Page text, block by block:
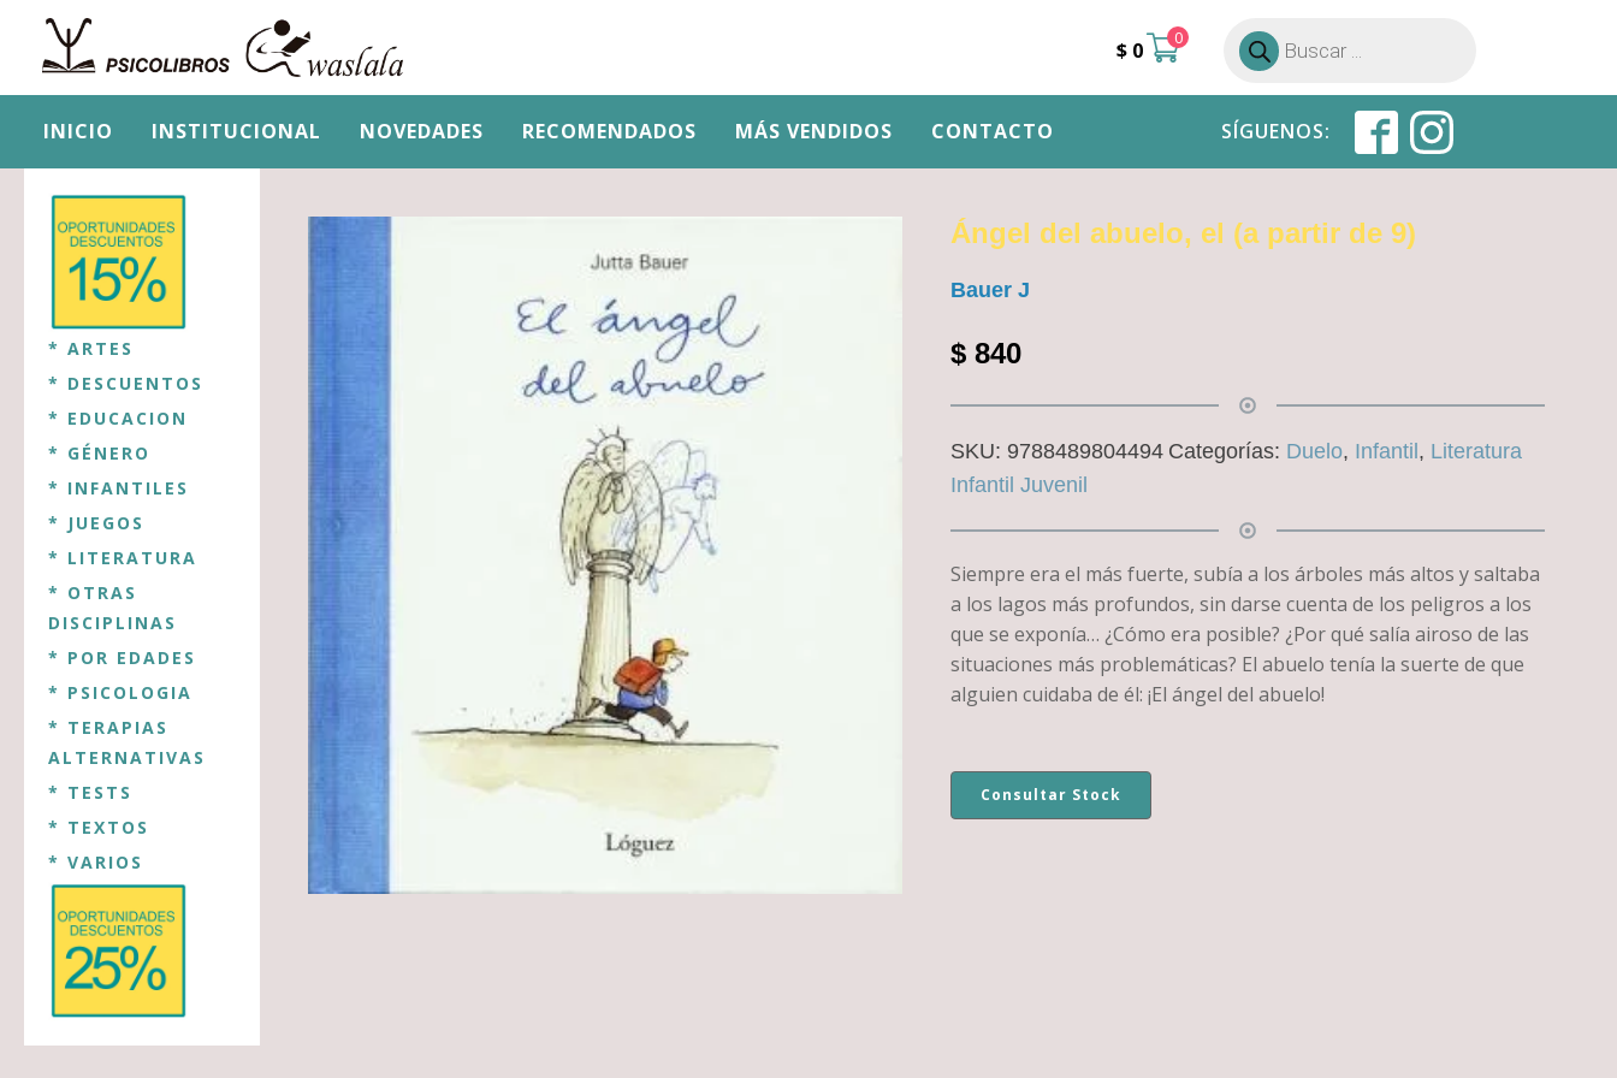
$ 0 0
Búsqueda
de
productos
INICIO INSTITUCIONAL NOVEDADES RECOMENDADOS MÁS VENDIDOS CONTACTO SÍGUENOS:
* ARTES
* DESCUENTOS
* EDUCACION
* GÉNERO
* INFANTILES
* JUEGOS
* LITERATURA
* OTRAS
DISCIPLINAS
* POR EDADES
* PSICOLOGIA
* TERAPIAS
ALTERNATIVAS
* TESTS
* TEXTOS
* VARIOS
Ángel del abuelo, el (a partir de 9)
Bauer J
$840
SKU: 9788489804494 Categorías: Duelo, Infantil , Literatura
Infantil Juvenil
Siempre era el más fuerte, subía a los árboles más altos y saltaba
a los lagos más profundos, sin darse cuenta de los peligros a los
que se exponía… ¿Cómo era posible? ¿Por qué salía airoso de las
situaciones más problemáticas? El abuelo tenía la suerte de que
alguien cuidaba de él: ¡El ángel del abuelo!
Consultar Stock